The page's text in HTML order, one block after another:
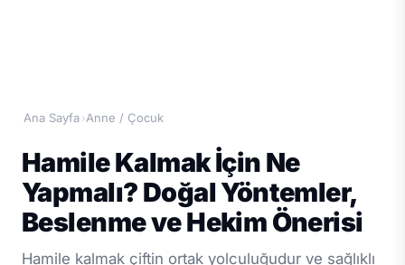
Ana Sayfa ›Anne / Çocuk
Hamile Kalmak İçin Ne
Yapmalı? Doğal Yöntemler,
Beslenme ve Hekim Önerisi
Hamile kalmak çiftin ortak yolculuğudur ve sağlıklı